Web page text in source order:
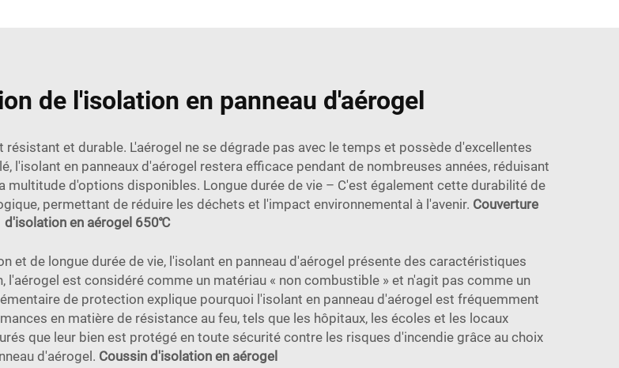
de l'isolation en panneau d'aérogel
et durable. L'aérogel ne se dégrade pas avec le temps et possède d'excellentes
l'isolant en panneaux d'aérogel restera efficace pendant de nombreuses années, réduisant
d'options disponibles. Longue durée de vie – C'est également cette durabilité de
permettant de réduire les déchets et l'impact environnemental à l'avenir. Couverture
d'isolation en aérogel 650℃
et de longue durée de vie, l'isolant en panneau d'aérogel présente des caractéristiques
est considéré comme un matériau « non combustible » et n'agit pas comme un
de protection explique pourquoi l'isolant en panneau d'aérogel est fréquemment
en matière de résistance au feu, tels que les hôpitaux, les écoles et les locaux
que leur bien est protégé en toute sécurité contre les risques d'incendie grâce au choix
d'aérogel. Coussin d'isolation en aérogel